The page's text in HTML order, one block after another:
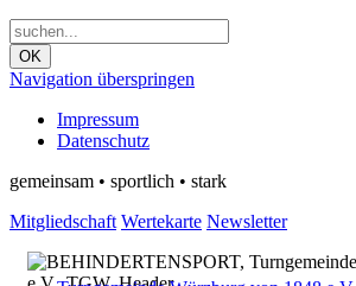
OK
Navigation überspringen
Impressum
Datenschutz
gemeinsam • sportlich • stark
Mitgliedschaft Wertekarte Newsletter